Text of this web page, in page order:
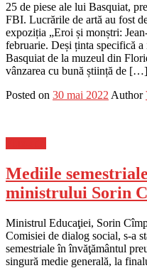
25 de piese ale lui Basquiat,
FBI. Lucrările de artă au fost
expoziția „Eroi și monștri:
februarie. Deși ținta specifică
Basquiat de la muzeul din
vânzarea cu bună știință de […]
Posted on 30 mai 2022 Author
Mediile
ministrului Sorin
Ministrul Educaţiei, Sorin
Comisiei de dialog social, s-a
semestriale în învăţământul
singură medie generală, la